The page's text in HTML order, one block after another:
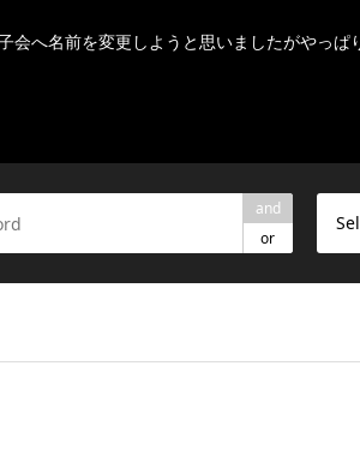
会へ名前を変更しようと思いましたがやっ
and
or